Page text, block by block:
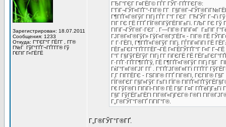
Зарегистрирован: 18.07.2011
Сообщения: 1233
Откуда: Г“ГЄГ°Г ГЁГ­Г , Г­Г®
Г№Г ГўГ°ГҐГ¬ГҐГ­Г­Г® Гў
Г€ГІГ Г«ГЁГЁ
ГЂГ°ГЄГ Г¤ГЁГ© ГЃГ ГЎГ·ГҐГ­ГЄГ®:
Г’ГіГ¬ГЎГ«ГҐГ°-ГІГ® Г­Г
Г¶ГҐГ«Г®ГўГ ГІГј ГЃГ Г°Г ГЄГ ГЋГЎГ Г¬Гі
ГІГ ГЄ ГЁ Г­ГҐ ГЇГ®ГїГўГЁГІГ±Гї. ГЉГ ГЄ
ГІГіГ¬ГЎГ®Г·ГЄГ . Г—ГІГ® ГІГіГ¤Г Г±ГІГ
ГЈГ®Г«Г®ГўГ» ГўГ«Г®Г¦ГЁГ« - ГІГ® ГЁ
Г Г·ГЁГІ, Г¶ГҐГ«Г®ГўГ ГІГј. ГЃГіГ¤ГіГІ ГЁ
ГЁГ±ГЄГ°ГҐГ­Г­ГЁГ¬ГЁ Г«ГЁГЎГҐГ°Г Г«Г
Г°Г Г§ГўГЁГўГ ГІГј Г­Г ГіГЄГЁ ГЁ
Г·ГҐГ·ГҐГ­Г¶ГҐГў, ГЁ Г¶ГҐГ«Г®ГўГ ГІГј Г§Г
ГќГ°Г¤Г®ГЈГ Г­Г . Г‘ГҐГЈГ®Г¤Г­Гї Г­ГҐГ­Г
Г‚Г ГІГ­ГЁГЄ - ГЅГІГ® Г­ГҐ ГІГ®ГІ, ГЄГІГ®
ГЇГ®ГЄГ Г§Г»ГўГ ГѕГІ ГЇГ®
Г€ ГўГ®ГІ ГІГіГІ-ГІГ® ГЁ Г§Г Г¤Г
Г§Г ГўГЁГ±ГЁГІ ГІГ®Г«ГјГЄГ® Г®ГІ
Г„Г®ГЎГ°Г®ГҐ ГіГІГ°Г®.
Г„Г®ГЎГ°Г®ГҐ.